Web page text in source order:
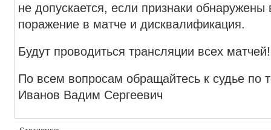
не допускается, если признаки
поражение в матче и дисквалификация.
Будут проводиться трансляции всех матчей!
По всем вопросам обращайтесь к судье по
Иванов Вадим Сергеевич